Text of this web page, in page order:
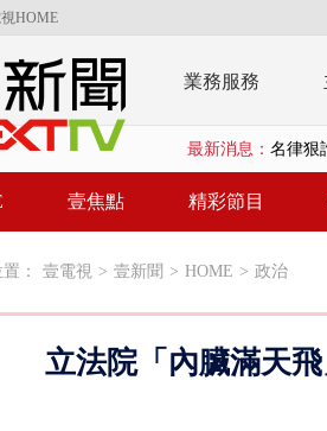
HOME
業務服務
最新消息： 名律狠
父親
壹焦點 精彩節目
： 壹電視 > 壹新聞 > HOME > 政治
立法院「內臟滿天